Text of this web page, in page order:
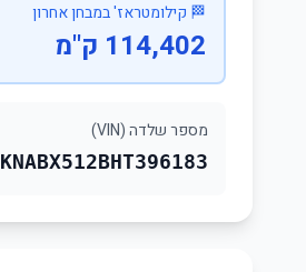
🏁 קילומטראז' במבחן אחרון
114,402 ק"מ
מספר שלדה (VIN)
KNABX512BHT396183